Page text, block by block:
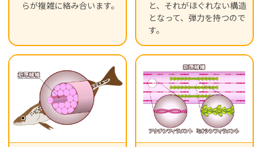
らが複雑に絡み合います。
と、それがほぐれない構造
となって、弾力を持つので
す。